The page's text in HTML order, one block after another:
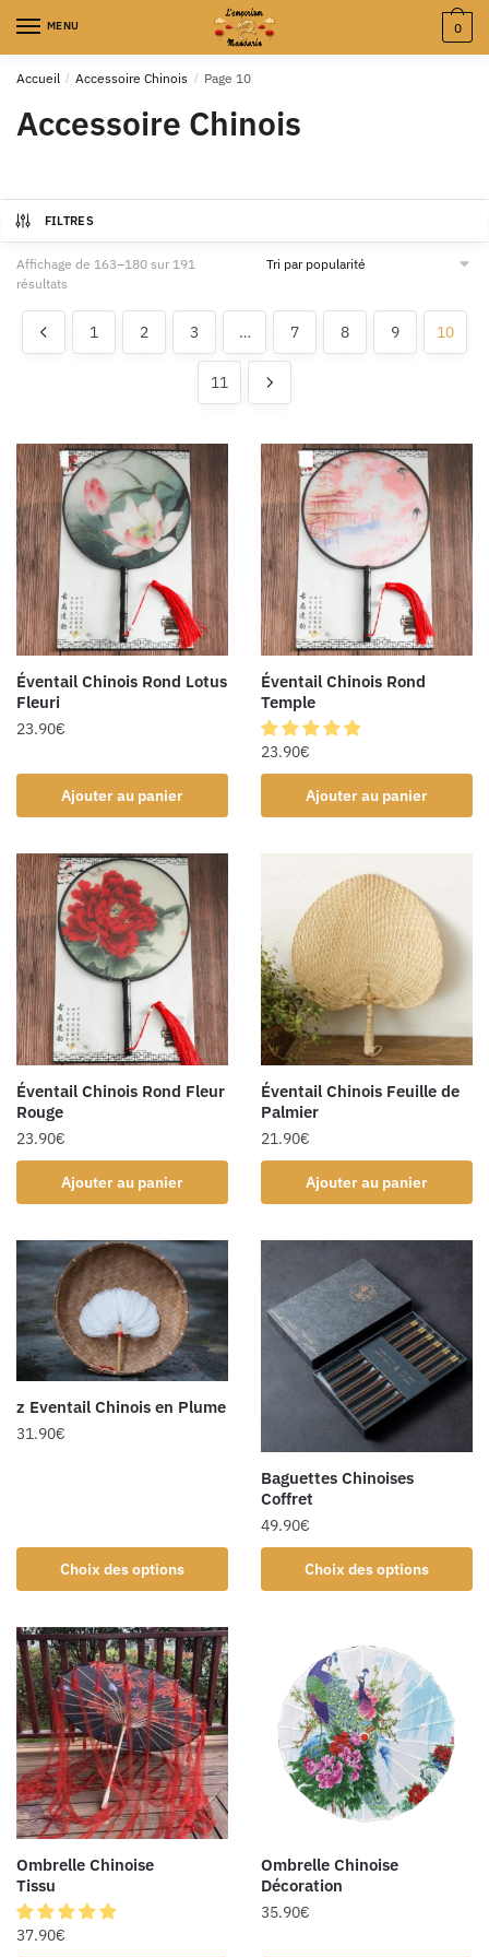
MENU 0
Accueil / Accessoire Chinois / Page 10
Accessoire Chinois
FILTRES
Affichage de 163–180 sur 191
résultats
1 2 3 … 7 8 9 10
11
Éventail Chinois Rond Lotus
Fleuri
23.90€
Ajouter au panier
Éventail Chinois Rond
Temple
23.90€
Ajouter au panier
Éventail Chinois Rond Fleur
Rouge
23.90€
Ajouter au panier
Éventail Chinois Feuille de
Palmier
21.90€
Ajouter au panier
z Eventail Chinois en Plume
31.90€
Choix des options
Baguettes Chinoises
Coffret
49.90€
Choix des options
Ombrelle Chinoise
Tissu
37.90€
Ombrelle Chinoise
Décoration
35.90€